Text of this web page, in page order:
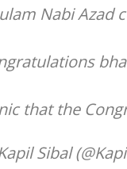
Nabi Azad
that the
Sibal